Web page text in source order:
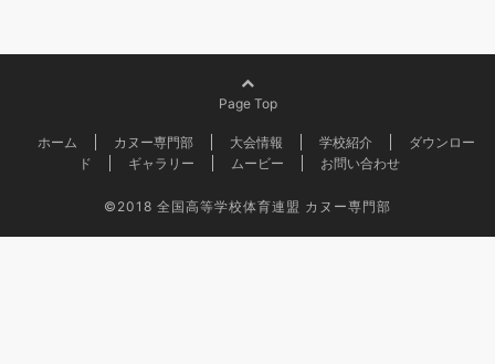
Page Top
ホーム カヌー専門部 大会情報 学校紹介
ダウンロー
ド
ギャラリー ムービー お問い合わせ
©2018 全国高等学校体育連盟 カヌー専門部